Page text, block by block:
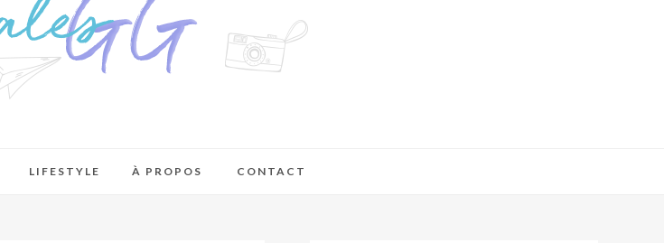
LIFESTYLE À PROPOS CONTACT